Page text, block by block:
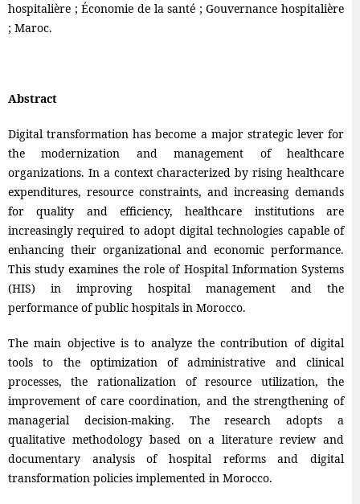
hospitalière ; Économie de la santé ; Gouvernance hospitalière
; Maroc.
Abstract
Digital transformation has become a major strategic lever for
the modernization and management of healthcare
organizations. In a context characterized by rising healthcare
expenditures, resource constraints, and increasing demands
for quality and efficiency, healthcare institutions are
increasingly required to adopt digital technologies capable of
enhancing their organizational and economic performance.
This study examines the role of Hospital Information Systems
(HIS) in improving hospital management and the
performance of public hospitals in Morocco.
The main objective is to analyze the contribution of digital
tools to the optimization of administrative and clinical
processes, the rationalization of resource utilization, the
improvement of care coordination, and the strengthening of
managerial decision-making. The research adopts a
qualitative methodology based on a literature review and
documentary analysis of hospital reforms and digital
transformation policies implemented in Morocco.